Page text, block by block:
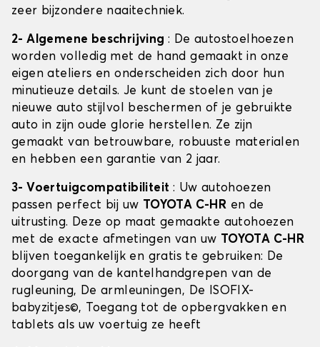
zeer bijzondere naaitechniek.
2- Algemene beschrijving : De autostoelhoezen
worden volledig met de hand gemaakt in onze
eigen ateliers en onderscheiden zich door hun
minutieuze details. Je kunt de stoelen van je
nieuwe auto stijlvol beschermen of je gebruikte
auto in zijn oude glorie herstellen. Ze zijn
gemaakt van betrouwbare, robuuste materialen
en hebben een garantie van 2 jaar.
3- Voertuigcompatibiliteit : Uw autohoezen
passen perfect bij uw TOYOTA C-HR en de
uitrusting. Deze op maat gemaakte autohoezen
met de exacte afmetingen van uw TOYOTA C-HR
blijven toegankelijk en gratis te gebruiken: De
doorgang van de kantelhandgrepen van de
rugleuning, De armleuningen, De ISOFIX-
babyzitjes©, Toegang tot de opbergvakken en
tablets als uw voertuig ze heeft